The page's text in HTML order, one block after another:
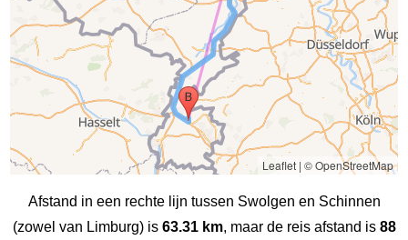
Leaflet| © OpenStreetMap
Afstand in een rechte lijn tussen Swolgen en Schinnen
(zowel van Limburg) is 63.31 km, maar de reis afstand is 88